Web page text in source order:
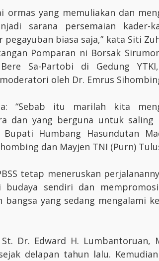
ormas yang memuliakan dan
sarana persemaian kader-
biasa saja,” kata Siti
Pomparan ni Borsak
Sa-Partobi di Gedung
oleh Dr. Emrus
“Sebab itu marilah kita
dan yang berguna untuk saling
Humbang Hasundutan
dan Mayjen TNI (Purn)
tetap meneruskan
budaya sendiri dan
yang sedang mengalami
Dr. Edward H. Lumbantoruan,
delapan tahun lalu.